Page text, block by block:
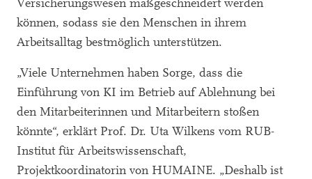
Versicherungswesen maßgeschneidert werden
können, sodass sie den Menschen in ihrem
Arbeitsalltag bestmöglich unterstützen.
„Viele Unternehmen haben Sorge, dass die
Einführung von KI im Betrieb auf Ablehnung bei
den Mitarbeiterinnen und Mitarbeitern stoßen
könnte“, erklärt Prof. Dr. Uta Wilkens vom RUB-
Institut für Arbeitswissenschaft,
Projektkoordinatorin von HUMAINE. „Deshalb ist